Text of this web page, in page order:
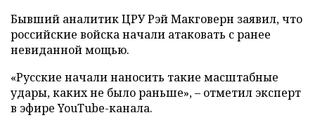
Бывший аналитик ЦРУ Рэй Макговерн заявил, что
российские войска начали атаковать с ранее
невиданной мощью.
«Русские начали наносить такие масштабные
удары, каких не было раньше», – отметил эксперт
в эфире YouTube-канала.